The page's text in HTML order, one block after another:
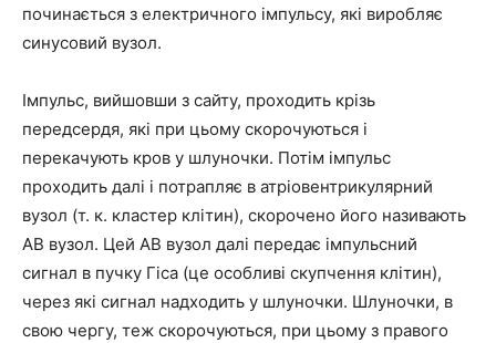
починається з електричного імпульсу, які виробляє
синусовий вузол.
Імпульс, вийшовши з сайту, проходить крізь
передсердя, які при цьому скорочуються і
перекачують кров у шлуночки. Потім імпульс
проходить далі і потрапляє в атріовентрикулярний
вузол (т. к. кластер клітин), скорочено його називають
АВ вузол. Цей АВ вузол далі передає імпульсний
сигнал в пучку Гіса (це особливі скупчення клітин),
через які сигнал надходить у шлуночки. Шлуночки, в
свою чергу, теж скорочуються, при цьому з правого